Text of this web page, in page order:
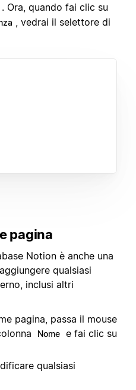
. Ora, quando fai clic su
, vedrai il selettore di
pagina
Notion è anche una
qualsiasi
inclusi altri
pagina, passa il mouse
Nome e fai clic su
qualsiasi